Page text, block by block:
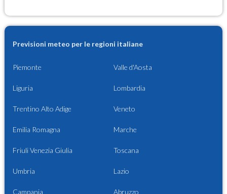
Previsioni meteo per le regioni italiane
Piemonte Valle d'Aosta
Liguria Lombardia
Trentino Alto Adige Veneto
Emilia Romagna Marche
Friuli Venezia Giulia Toscana
Umbria Lazio
Campania Abruzzo